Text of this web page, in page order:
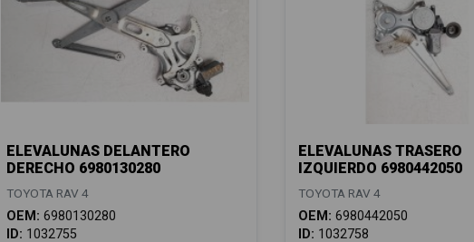
ELEVALUNAS DELANTERO
DERECHO 6980130280
TOYOTA RAV 4
OEM: 6980130280
ID: 1032755
ELEVALUNAS TRASERO
IZQUIERDO 6980442050
TOYOTA RAV 4
OEM: 6980442050
ID: 1032758